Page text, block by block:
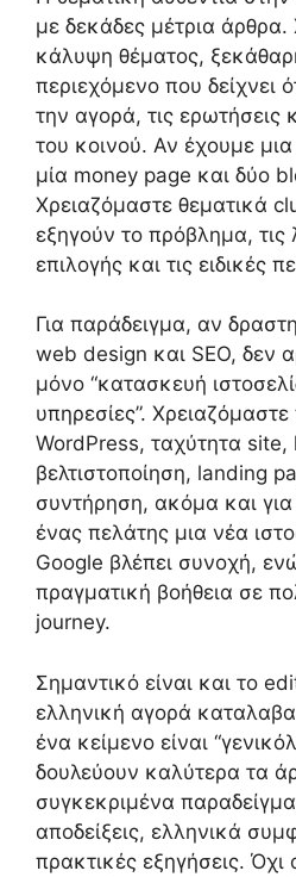
με δεκάδες μέτρια άρθρα.
κάλυψη θέματος,
περιεχόμενο που δείχνει
την αγορά, τις ερωτήσεις
του κοινού. Αν έχουμε
μία money page και δύο
Χρειαζόμαστε θεματικά
εξηγούν το πρόβλημα, τις
επιλογής και τις ειδικές
Για παράδειγμα, αν
web design και SEO, δεν
μόνο “κατασκευή
υπηρεσίες”.
WordPress, ταχύτητα site,
βελτιστοποίηση, landing
συντήρηση, ακόμα και για
ένας πελάτης μια νέα
Google βλέπει συνοχή,
πραγματική βοήθεια σε
journey.
Σημαντικό είναι και το
ελληνική αγορά
ένα κείμενο είναι
δουλεύουν καλύτερα τα
συγκεκριμένα
αποδείξεις, ελληνικά
πρακτικές εξηγήσεις. Όχι